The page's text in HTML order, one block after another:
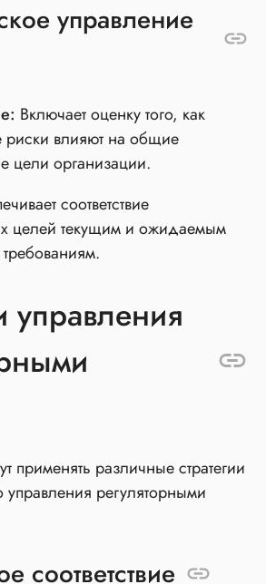
управление
Включает оценку того, как
риски влияют на общие
цели организации.
соответствие
целей текущим и ожидаемым
управления
применять различные стратегии
управления регуляторными
соответствие